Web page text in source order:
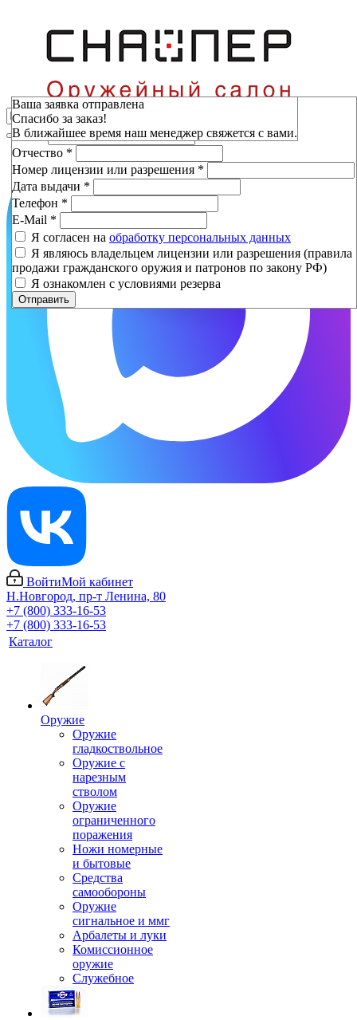
ВойтиМой кабинет
Н.Новгород, пр-т Ленина, 80
+7 (800) 333-16-53
+7 (800) 333-16-53
Каталог
Оружие
Оружие
гладкоствольное
Оружие с
нарезным
стволом
Оружие
ограниченного
поражения
Ножи номерные
и бытовые
Средства
самообороны
Оружие
сигнальное и ммг
Арбалеты и луки
Комиссионное
оружие
Служебное
Зарезервировать
Фамилия*
Имя*
Отчество *
Номер лицензии или разрешения *
Дата выдачи *
Телефон *
E-Mail *
Я согласен на обработку персональных данных
Я являюсь владельцем лицензии или разрешения (правила
продажи гражданского оружия и патронов по закону РФ)
Я ознакомлен с условиями резерва
Отправить
Ваша заявка отправлена
Спасибо за заказ!
В ближайшее время наш менеджер свяжется с вами.